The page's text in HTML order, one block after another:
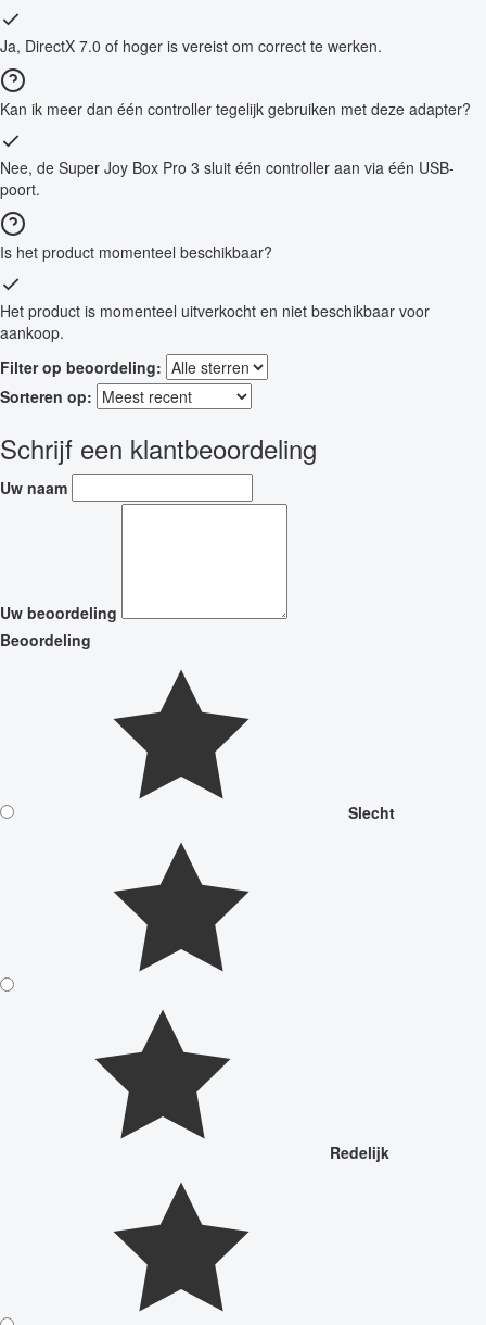
Ja, DirectX 7.0 of hoger is vereist om correct te werken.
Kan ik meer dan één controller tegelijk gebruiken met deze adapter?
Nee, de Super Joy Box Pro 3 sluit één controller aan via één USB-
poort.
Is het product momenteel beschikbaar?
Het product is momenteel uitverkocht en niet beschikbaar voor
aankoop.
Filter op beoordeling:
Sorteren op:
Schrijf een klantbeoordeling
Uw naam
Uw beoordeling
Beoordeling
Slecht
Redelijk